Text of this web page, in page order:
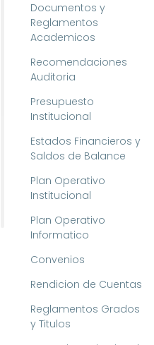
Documentos y
Reglamentos
Academicos
Recomendaciones
Auditoria
Presupuesto
Institucional
Estados Financieros y
Saldos de Balance
Plan Operativo
Institucional
Plan Operativo
Informatico
Convenios
Rendicion de Cuentas
Reglamentos Grados
y Titulos